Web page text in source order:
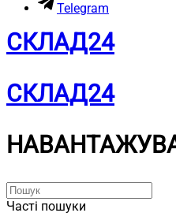
Telegram
СКЛАД24
СКЛАД24
Часті пошуки